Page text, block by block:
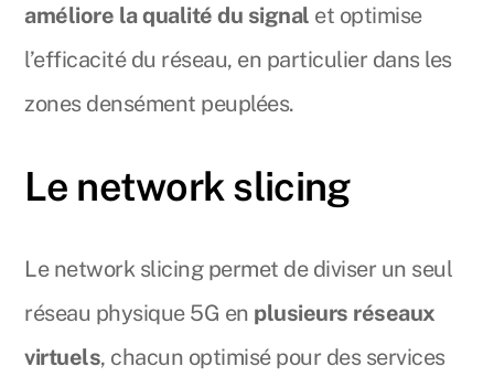
améliore la qualité du signal et optimise
l’efficacité du réseau, en particulier dans les
zones densément peuplées.
Le network slicing
Le network slicing permet de diviser un seul
réseau physique 5G en plusieurs réseaux
virtuels, chacun optimisé pour des services